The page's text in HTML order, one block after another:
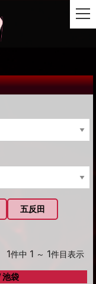
五反田
1件中 1 ～ 1件目表示
池袋
t
o
e
i
g
i
o